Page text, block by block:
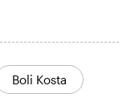
Boli Kosta